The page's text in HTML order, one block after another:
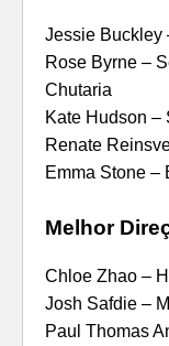
Jessie Buckley
Rose Byrne –
Chutaria
Kate Hudson –
Renate
Emma Stone –
Melhor
Chloe Zhao –
Josh Safdie –
Paul Thomas